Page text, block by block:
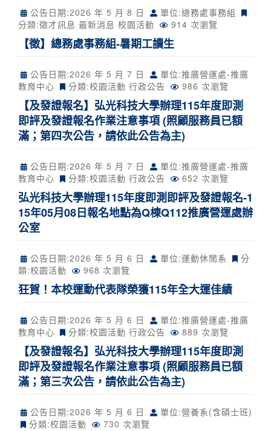
公告日期:2026 年 5 月 8 日
單位:總務處事務組
分類:徵才訊息 最新消息 校園活動 914 次瀏覽
【徵】總務處事務組-暑期工讀生
公告日期:2026 年 5 月 7 日
單位:推廣營運處-推廣
教育中心
分類:校園活動 行政公告 986 次瀏覽
【及發證報名】弘光科技大學辦理115年度即測
即評及發證報名作業注意事項 (照顧服務員已額
滿；第四次公告，請依此公告為主)
公告日期:2026 年 5 月 7 日
單位:推廣營運處-推廣
教育中心
分類:校園活動 行政公告 652 次瀏覽
弘光科技大學辦理115年度即測即評及發證報名-1
15年05月08日報名地點為Q棟Q112推廣營運處辦
公室
公告日期:2026 年 5 月 6 日 單位:運動休閒系
分
類:校園活動 968 次瀏覽
狂賀！本校運動代表隊榮獲115年全大運佳績
公告日期:2026 年 5 月 6 日
單位:推廣營運處-推廣
教育中心
分類:校園活動 行政公告 889 次瀏覽
【及發證報名】弘光科技大學辦理115年度即測
即評及發證報名作業注意事項 (照顧服務員已額
滿；第三次公告，請依此公告為主)
公告日期:2026 年 5 月 6 日
單位:營養系(含碩士班)
分類:校園活動 730 次瀏覽